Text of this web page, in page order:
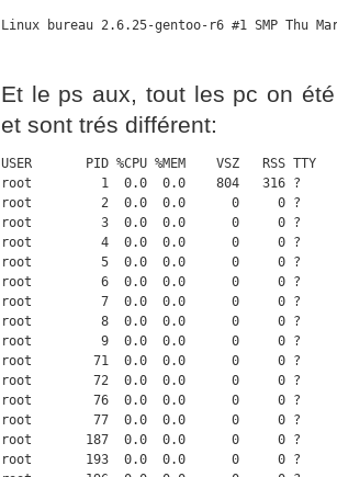
Linux bureau 2.6.25-gentoo-r6 #1 SMP Thu
Et le ps aux, tout les pc on
et sont trés différent:
USER       PID %CPU %MEM    VSZ   RSS TTY
root         1  0.0  0.0    804   316 ?
root         2  0.0  0.0      0     0 ?
root         3  0.0  0.0      0     0 ?
root         4  0.0  0.0      0     0 ?
root         5  0.0  0.0      0     0 ?
root         6  0.0  0.0      0     0 ?
root         7  0.0  0.0      0     0 ?
root         8  0.0  0.0      0     0 ?
root         9  0.0  0.0      0     0 ?
root        71  0.0  0.0      0     0 ?
root        72  0.0  0.0      0     0 ?
root        76  0.0  0.0      0     0 ?
root        77  0.0  0.0      0     0 ?
root       187  0.0  0.0      0     0 ?
root       193  0.0  0.0      0     0 ?